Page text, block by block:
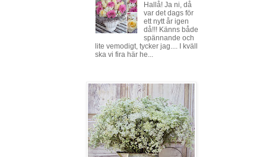
Hallå! Ja ni, då
var det dags för
ett nytt år igen
då!!! Känns både
spännande och
lite vemodigt, tycker jag.... I kväll
ska vi fira här he...